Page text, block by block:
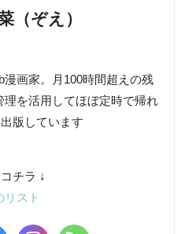
（ぞえ）
画家。月100時間超えの残
を活用してほぼ定時で帰れ
版しています
チラ ↓
スト